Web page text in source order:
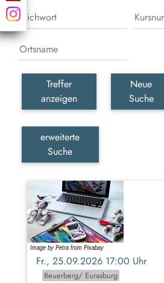
Treffer
anzeigen
Neue
Suche
erweiterte
Suche
Fr., 25.09.2026 17:00 Uhr
Beuerberg/ Eurasburg